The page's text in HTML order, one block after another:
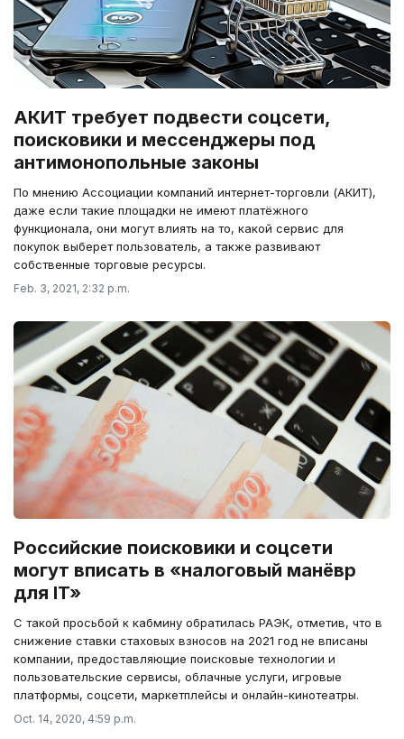
АКИТ требует подвести соцсети,
поисковики и мессенджеры под
антимонопольные законы
По мнению Ассоциации компаний интернет-торговли (АКИТ),
даже если такие площадки не имеют платёжного
функционала, они могут влиять на то, какой сервис для
покупок выберет пользователь, а также развивают
собственные торговые ресурсы.
Feb. 3, 2021, 2:32 p.m.
Российские поисковики и соцсети
могут вписать в «налоговый манёвр
для IT»
С такой просьбой к кабмину обратилась РАЭК, отметив, что в
снижение ставки стаховых взносов на 2021 год не вписаны
компании, предоставляющие поисковые технологии и
пользовательские сервисы, облачные услуги, игровые
платформы, соцсети, маркетплейсы и онлайн-кинотеатры.
Oct. 14, 2020, 4:59 p.m.